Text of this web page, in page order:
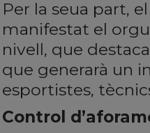
Per la seua part,
manifestat el
nivell, que
que generarà un
esportistes,
Control